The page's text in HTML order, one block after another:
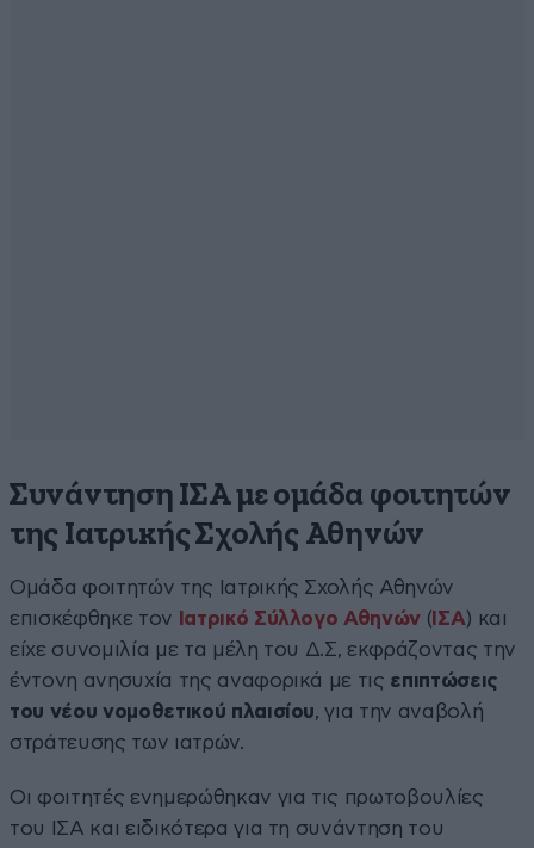
Συνάντηση ΙΣΑ με ομάδα φοιτητών
της Ιατρικής Σχολής Αθηνών
Ομάδα φοιτητών της Ιατρικής Σχολής Αθηνών
επισκέφθηκε τον
Ιατρικό Σύλλογο Αθηνών ( ΙΣΑ) και
είχε συνομιλία με τα μέλη του Δ.Σ, εκφράζοντας την
έντονη ανησυχία της αναφορικά με τις επιπτώσεις
του νέου νομοθετικού πλαισίου, για την αναβολή
στράτευσης των ιατρών.
Οι φοιτητές ενημερώθηκαν για τις πρωτοβουλίες
του ΙΣΑ και ειδικότερα για τη συνάντηση του